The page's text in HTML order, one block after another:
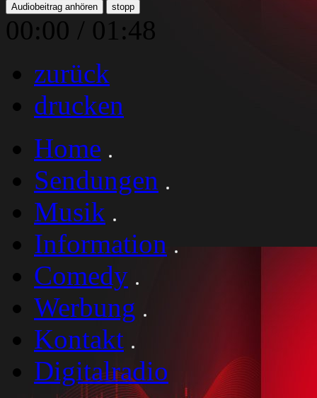
Audiobeitrag anhören stopp
00:00 / 01:48
zurück
drucken
Home
Sendungen
Musik
Information
Comedy
Werbung
Kontakt
Digitalradio